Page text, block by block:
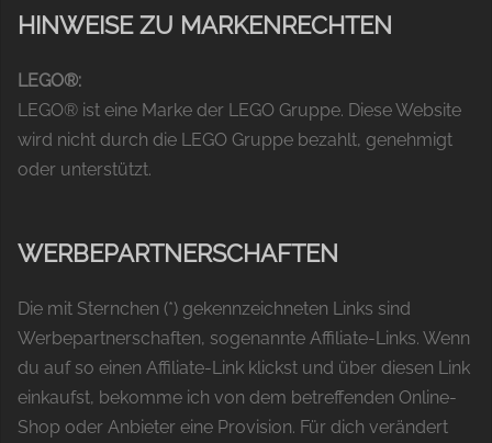
HINWEISE ZU MARKENRECHTEN
LEGO®:
LEGO® ist eine Marke der LEGO Gruppe. Diese Website
wird nicht durch die LEGO Gruppe bezahlt, genehmigt
oder unterstützt.
WERBEPARTNERSCHAFTEN
Die mit Sternchen (*) gekennzeichneten Links sind
Werbepartnerschaften, sogenannte Affiliate-Links. Wenn
du auf so einen Affiliate-Link klickst und über diesen Link
einkaufst, bekomme ich von dem betreffenden Online-
Shop oder Anbieter eine Provision. Für dich verändert